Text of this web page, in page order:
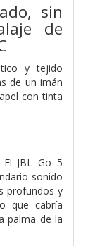
sin
de
y tejido
de un imán
con tinta
JBL Go 5
sonido
profundos y
que cabría
palma de la